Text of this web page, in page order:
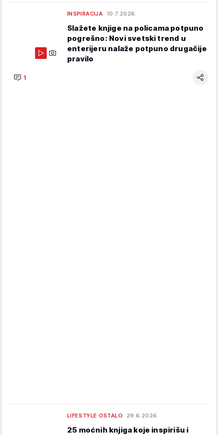
INSPIRACIJA 10.7.2026.
Slažete knjige na policama potpuno
pogrešno: Novi svetski trend u
enterijeru nalaže potpuno drugačije
pravilo
1
LIFESTYLE OSTALO 29.6.2026.
25 moćnih knjiga koje inspirišu i